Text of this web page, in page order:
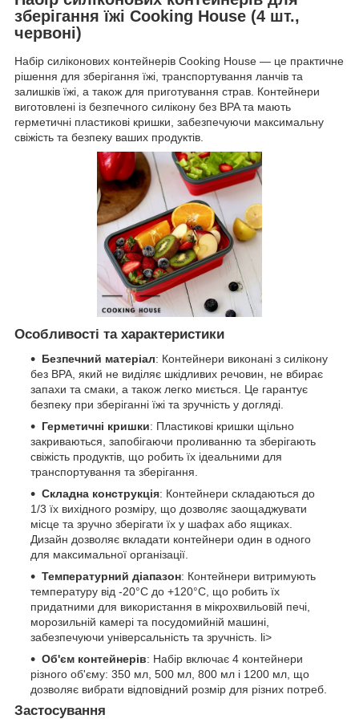
зберігання їжі Cooking House (4 шт.,
червоні)
Набір силіконових контейнерів Cooking House — це практичне
рішення для зберігання їжі, транспортування ланчів та
залишків їжі, а також для приготування страв. Контейнери
виготовлені із безпечного силікону без BPA та мають
герметичні пластикові кришки, забезпечуючи максимальну
свіжість та безпеку ваших продуктів.
Особливості та характеристики
Безпечний матеріал: Контейнери виконані з силікону
без BPA, який не виділяє шкідливих речовин, не вбирає
запахи та смаки, а також легко миється. Це гарантує
безпеку при зберіганні їжі та зручність у догляді.
Герметичні кришки: Пластикові кришки щільно
закриваються, запобігаючи проливанню та зберігають
свіжість продуктів, що робить їх ідеальними для
транспортування та зберігання.
Складна конструкція: Контейнери складаються до
1/3 їх вихідного розміру, що дозволяє заощаджувати
місце та зручно зберігати їх у шафах або ящиках.
Дизайн дозволяє вкладати контейнери один в одного
для максимальної організації.
Температурний діапазон: Контейнери витримують
температуру від -20°C до +120°C, що робить їх
придатними для використання в мікрохвильовій печі,
морозильній камері та посудомийній машині,
забезпечуючи універсальність та зручність. li>
Об'єм контейнерів: Набір включає 4 контейнери
різного об'єму: 350 мл, 500 мл, 800 мл і 1200 мл, що
дозволяє вибрати відповідний розмір для різних потреб.
Застосування